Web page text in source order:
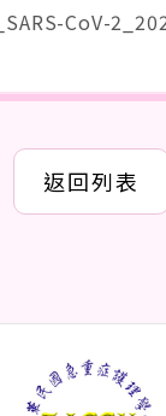
CoV-
返回列表